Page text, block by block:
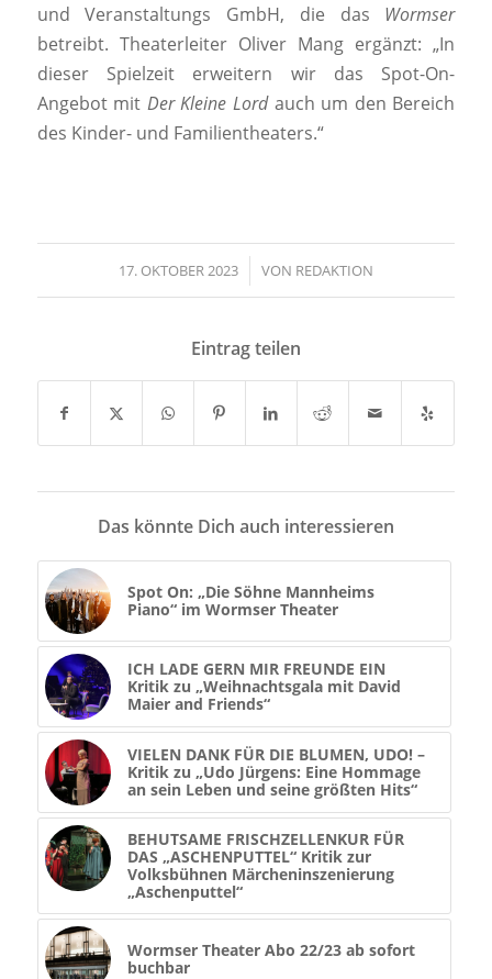
und Veranstaltungs GmbH, die das Wormser
betreibt. Theaterleiter Oliver Mang ergänzt: „In
dieser Spielzeit erweitern wir das Spot-On-
Angebot mit Der Kleine Lordauch um den Bereich
des Kinder- und Familientheaters.“
17. OKTOBER 2023
/ VON REDAKTION
Eintrag teilen
Das könnte Dich auch interessieren
Spot On: „Die Söhne Mannheims
Piano“ im Wormser Theater
ICH LADE GERN MIR FREUNDE EIN
Kritik zu „Weihnachtsgala mit David
Maier and Friends“
VIELEN DANK FÜR DIE BLUMEN, UDO! –
Kritik zu „Udo Jürgens: Eine Hommage
an sein Leben und seine größten Hits“
BEHUTSAME FRISCHZELLENKUR FÜR
DAS „ASCHENPUTTEL“ Kritik zur
Volksbühnen Märcheninszenierung
„Aschenputtel“
Wormser Theater Abo 22/23 ab sofort
buchbar